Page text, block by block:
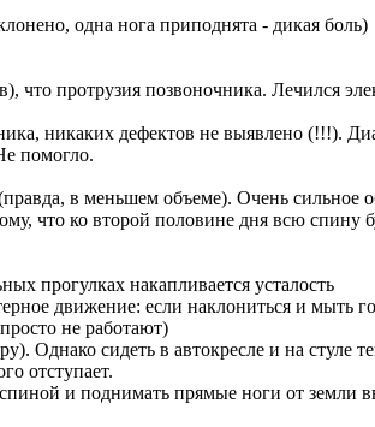
одна нога приподнята - дикая боль)
что протрузия позвоночника. Лечился
никаких дефектов не выявлено (!!!).
помогло.
в меньшем объеме). Очень сильное
что ко второй половине дня всю спину
прогулках накапливается усталость
движение: если наклониться и мыть
не работают)
Однако сидеть в автокресле и на стуле
отступает.
и поднимать прямые ноги от земли